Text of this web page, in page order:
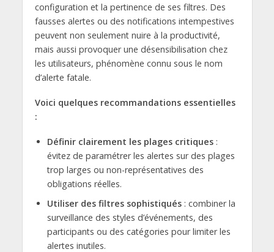
configuration et la pertinence de ses filtres. Des
fausses alertes ou des notifications intempestives
peuvent non seulement nuire à la productivité,
mais aussi provoquer une désensibilisation chez
les utilisateurs, phénomène connu sous le nom
d’alerte fatale.
Voici quelques recommandations essentielles
:
Définir clairement les plages critiques:
évitez de paramétrer les alertes sur des plages
trop larges ou non-représentatives des
obligations réelles.
Utiliser des filtres sophistiqués: combiner la
surveillance des styles d’événements, des
participants ou des catégories pour limiter les
alertes inutiles.